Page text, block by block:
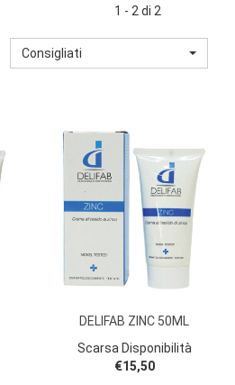
1 - 2 di 2
Consigliati
DELIFAB ZINC 50ML
Scarsa Disponibilità
€15,50